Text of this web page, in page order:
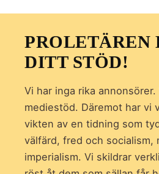
PROLETÄREN
DITT STÖD!
Vi har inga rika
mediestöd. Däremot har vi
vikten av en tidning som
välfärd, fred och socialism,
imperialism. Vi skildrar